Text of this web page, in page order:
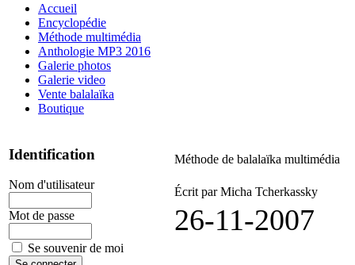
Accueil
Encyclopédie
Méthode multimédia
Anthologie MP3 2016
Galerie photos
Galerie video
Vente balalaïka
Boutique
Identification
Nom d'utilisateur
Mot de passe
Se souvenir de moi
Méthode de balalaïka multimédia
Écrit par Micha Tcherkassky
26-11-2007